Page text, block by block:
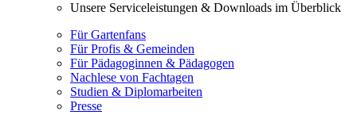
Unsere Serviceleistungen & Downloads im Überblick
Für Gartenfans
Für Profis & Gemeinden
Für Pädagoginnen & Pädagogen
Nachlese von Fachtagen
Studien & Diplomarbeiten
Presse